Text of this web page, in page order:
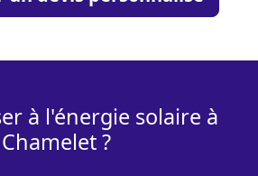
à l'énergie solaire à
Chamelet ?